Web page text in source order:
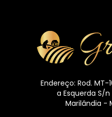
Endereço: Rod. MT-
a Esquerda S/n
Marilândia -